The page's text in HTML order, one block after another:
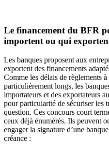
Le financement du BFR
importent ou qui
Les banques proposent aux
exportent des financements
Comme les délais de règlements
particulièrement longs, les
importateurs et des exportateurs
pour particularité de sécuriser les
question. Ces concours court
ceux déjà énumérés. Ils peuvent
engager la signature d’une
créance :